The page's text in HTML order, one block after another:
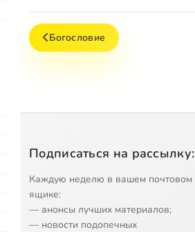
Богословие
Подписаться на рассылку:
Каждую неделю в вашем почтовом
ящике:
— анонсы лучших материалов;
— новости подопечных